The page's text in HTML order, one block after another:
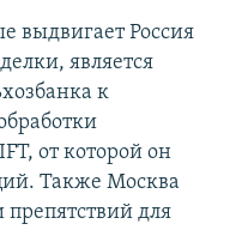
выдвигает Россия
является
к
от которой он
Также Москва
препятствий для